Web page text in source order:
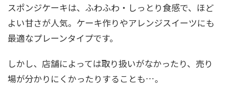
スポンジケーキは、ふわふわ・しっとり食感で、ほど
よい甘さが人気。ケーキ作りやアレンジスイーツにも
最適なプレーンタイプです。
しかし、店舗によっては取り扱いがなかったり、売り
場が分かりにくかったりすることも…。